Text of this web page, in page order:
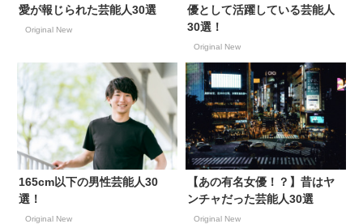
愛が報じられた芸能人30選
Original New
優として活躍している芸能人
30選！
Original New
165cm以下の男性芸能人30
選！
Original New
【あの有名女優！？】昔はヤ
ンチャだった芸能人30選
Original New